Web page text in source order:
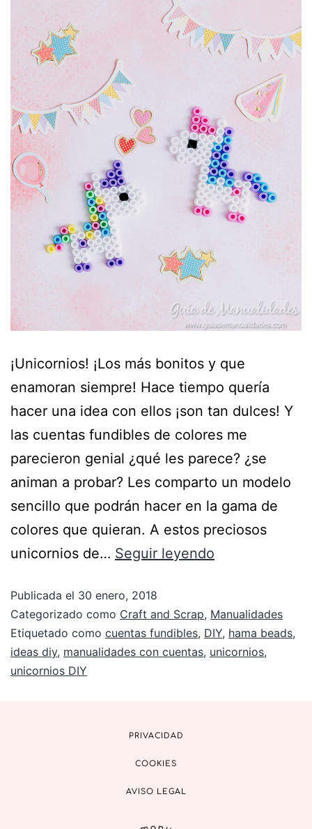
¡Unicornios! ¡Los más bonitos y que
enamoran siempre! Hace tiempo quería
hacer una idea con ellos ¡son tan dulces! Y
las cuentas fundibles de colores me
parecieron genial ¿qué les parece? ¿se
animan a probar? Les comparto un modelo
sencillo que podrán hacer en la gama de
colores que quieran. A estos preciosos
unicornios de… Seguir leyendo
Publicada el 30 enero, 2018
Categorizado como Craft and Scrap, Manualidades
Etiquetado como cuentas fundibles, DIY, hama beads,
ideas diy, manualidades con cuentas, unicornios,
unicornios DIY
PRIVACIDAD
COOKIES
AVISO LEGAL